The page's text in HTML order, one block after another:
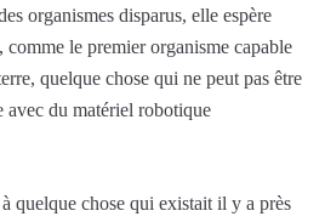
organismes disparus, elle espère
comme le premier organisme capable
quelque chose qui ne peut pas être
avec du matériel robotique
quelque chose qui existait il y a près